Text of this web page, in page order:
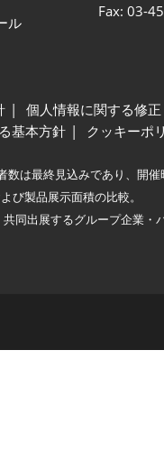
ル
Fax: 03-
個人情報に関する修
基本方針
クッキーポ
は最終見込みであり、開催
び製品展示面積の比較。
同出展するグループ企業・